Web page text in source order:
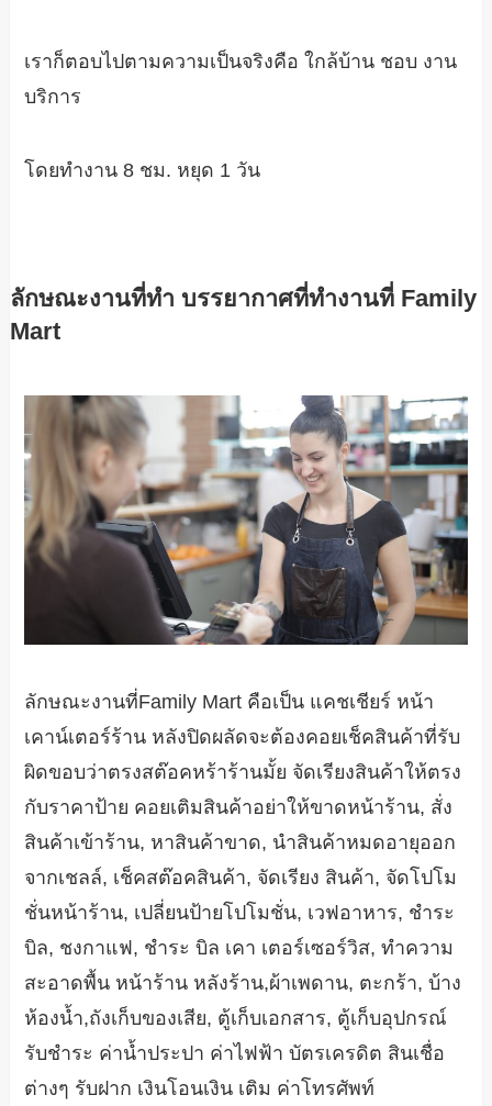
เราก็ตอบไปตามความเป็นจริงคือ ใกล้บ้าน ชอบ งาน
บริการ
โดยทำงาน 8 ชม. หยุด 1 วัน
ลักษณะงานที่ทำ บรรยากาศที่ทำงานที่ Family
Mart
ลักษณะงานที่Family Mart คือเป็น แคชเชียร์ หน้า
เคาน์เตอร์ร้าน หลังปิดผลัดจะต้องคอยเช็คสินค้าที่รับ
ผิดขอบว่าตรงสต๊อคหร้าร้านมั้ย จัดเรียงสินค้าให้ตรง
กับราคาป้าย คอยเติมสินค้าอย่าให้ขาดหน้าร้าน, สั่ง
สินค้าเข้าร้าน, หาสินค้าขาด, นำสินค้าหมดอายุออก
จากเชลล์, เช็คสต๊อคสินค้า, จัดเรียง สินค้า, จัดโปโม
ชั่นหน้าร้าน, เปลี่ยนป้ายโปโมชั่น, เวฟอาหาร, ชำระ
บิล, ชงกาแฟ, ชำระ บิล เคา เตอร์เซอร์วิส, ทำความ
สะอาดพื้น หน้าร้าน หลังร้าน,ผ้าเพดาน, ตะกร้า, บ้าง
ห้องน้ำ,ถังเก็บของเสีย, ตู้เก็บเอกสาร, ตู้เก็บอุปกรณ์
รับชำระ ค่าน้ำประปา ค่าไฟฟ้า บัตรเครดิต สินเชื่อ
ต่างๆ รับฝาก เงินโอนเงิน เติม ค่าโทรศัพท์